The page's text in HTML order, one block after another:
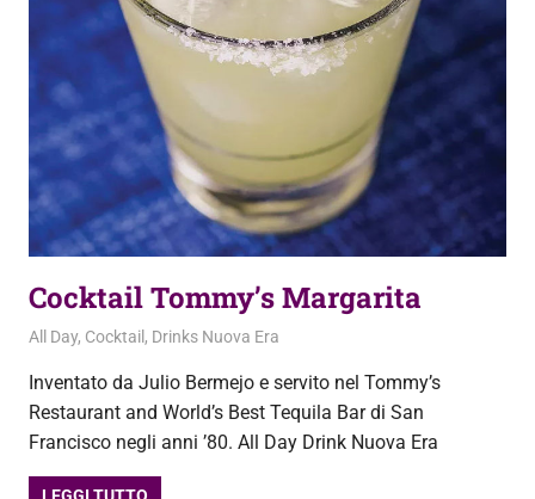
Cocktail Tommy’s Margarita
3 Settembre 2020
admin
All Day, Cocktail , Drinks Nuova Era
Inventato da Julio Bermejo e servito nel Tommy’s
Restaurant and World’s Best Tequila Bar di San
Francisco negli anni ’80. All Day Drink Nuova Era
LEGGI TUTTO